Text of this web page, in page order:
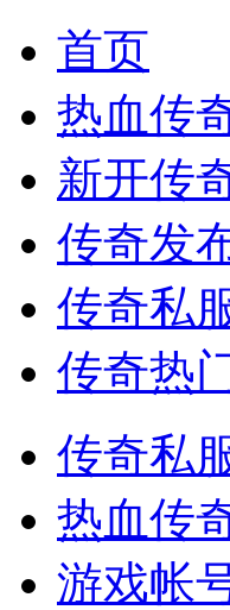
首页
热血传
新开传
传奇发
传奇私
传奇热
传奇私
热血传
游戏帐